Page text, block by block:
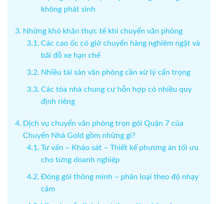
không phát sinh
Những khó khăn thực tế khi chuyển văn phòng
Các cao ốc có giờ chuyển hàng nghiêm ngặt và
bãi đỗ xe hạn chế
Nhiều tài sản văn phòng cần xử lý cẩn trọng
Các tòa nhà chung cư hỗn hợp có nhiều quy
định riêng
Dịch vụ chuyển văn phòng trọn gói Quận 7 của
Chuyển Nhà Gold gồm những gì?
Tư vấn – Khảo sát – Thiết kế phương án tối ưu
cho từng doanh nghiệp
Đóng gói thông minh – phân loại theo độ nhạy
cảm